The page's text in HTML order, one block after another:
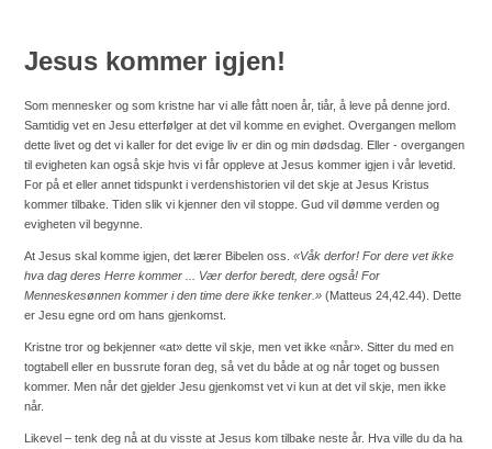
Jesus kommer igjen!
Som mennesker og som kristne har vi alle fått noen år, tiår, å leve på denne jord.
Samtidig vet en Jesu etterfølger at det vil komme en evighet. Overgangen mellom
dette livet og det vi kaller for det evige liv er din og min dødsdag. Eller - overgangen
til evigheten kan også skje hvis vi får oppleve at Jesus kommer igjen i vår levetid.
For på et eller annet tidspunkt i verdenshistorien vil det skje at Jesus Kristus
kommer tilbake. Tiden slik vi kjenner den vil stoppe. Gud vil dømme verden og
evigheten vil begynne.
At Jesus skal komme igjen, det lærer Bibelen oss. «Våk derfor! For dere vet ikke
hva dag deres Herre kommer ... Vær derfor beredt, dere også! For
Menneskesønnen kommer i den time dere ikke tenker.» (Matteus 24,42.44). Dette
er Jesu egne ord om hans gjenkomst.
Kristne tror og bekjenner «at» dette vil skje, men vet ikke «når». Sitter du med en
togtabell eller en bussrute foran deg, så vet du både at og når toget og bussen
kommer. Men når det gjelder Jesu gjenkomst vet vi kun at det vil skje, men ikke
når.
Likevel – tenk deg nå at du visste at Jesus kom tilbake neste år. Hva ville du da ha